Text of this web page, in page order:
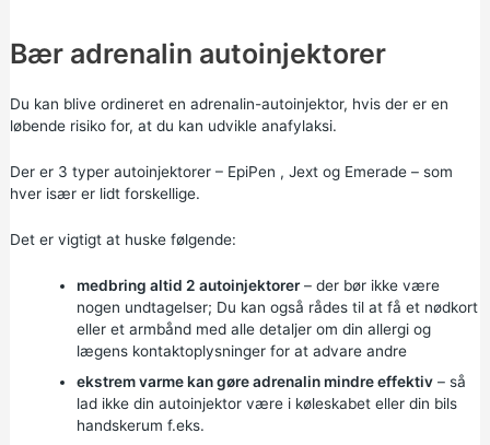
Bær adrenalin autoinjektorer
Du kan blive ordineret en adrenalin-autoinjektor, hvis der er en
løbende risiko for, at du kan udvikle anafylaksi.
Der er 3 typer autoinjektorer – EpiPen , Jextog Emerade– som
hver især er lidt forskellige.
Det er vigtigt at huske følgende:
medbring altid 2 autoinjektorer– der bør ikke være
nogen undtagelser; Du kan også rådes til at få et nødkort
eller et armbånd med alle detaljer om din allergi og
lægens kontaktoplysninger for at advare andre
ekstrem varme kan gøre adrenalin mindre effektiv– så
lad ikke din autoinjektor være i køleskabet eller din bils
handskerum f.eks.